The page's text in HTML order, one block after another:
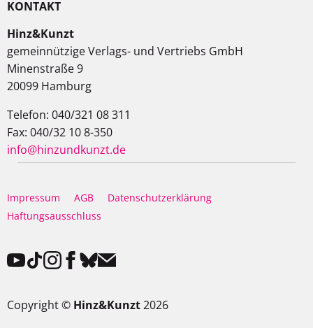
KONTAKT
Hinz&Kunzt
gemeinnützige Verlags- und Vertriebs GmbH
Minenstraße 9
20099 Hamburg
Telefon: 040/321 08 311
Fax: 040/32 10 8-350
info@hinzundkunzt.de
Impressum AGB
Datenschutzerklärung
Haftungsausschluss
Copyright © Hinz&Kunzt2026